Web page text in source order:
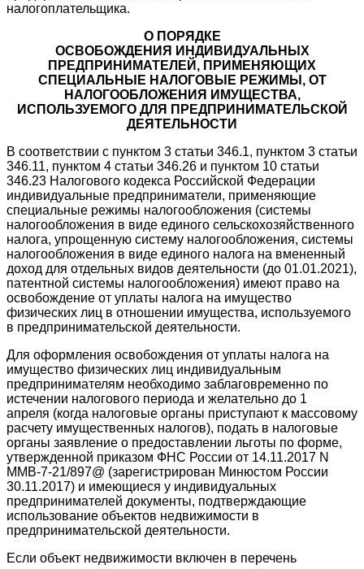
налогоплательщика.
О ПОРЯДКЕ
ОСВОБОЖДЕНИЯ ИНДИВИДУАЛЬНЫХ
ПРЕДПРИНИМАТЕЛЕЙ, ПРИМЕНЯЮЩИХ
СПЕЦИАЛЬНЫЕ НАЛОГОВЫЕ РЕЖИМЫ, ОТ
НАЛОГООБЛОЖЕНИЯ ИМУЩЕСТВА,
ИСПОЛЬЗУЕМОГО ДЛЯ ПРЕДПРИНИМАТЕЛЬСКОЙ
ДЕЯТЕЛЬНОСТИ
В соответствии с пунктом 3 статьи 346.1, пунктом 3 статьи
346.11, пунктом 4 статьи 346.26 и пунктом 10 статьи
346.23 Налогового кодекса Российской Федерации
индивидуальные предприниматели, применяющие
специальные режимы налогообложения (системы
налогообложения в виде единого сельскохозяйственного
налога, упрощенную систему налогообложения, системы
налогообложения в виде единого налога на вмененный
доход для отдельных видов деятельности (до 01.01.2021),
патентной системы налогообложения) имеют право на
освобождение от уплаты налога на имущество
физических лиц в отношении имущества, используемого
в предпринимательской деятельности.
Для оформления освобождения от уплаты налога на
имущество физических лиц индивидуальным
предпринимателям необходимо заблаговременно по
истечении налогового периода и желательно до 1
апреля (когда налоговые органы приступают к массовому
расчету имущественных налогов), подать в налоговые
органы заявление о предоставлении льготы по форме,
утвержденной приказом ФНС России от 14.11.2017 N
ММВ-7-21/897@ (зарегистрирован Минюстом России
30.11.2017) и имеющиеся у индивидуальных
предпринимателей документы, подтверждающие
использование объектов недвижимости в
предпринимательской деятельности.
Если объект недвижимости включен в перечень